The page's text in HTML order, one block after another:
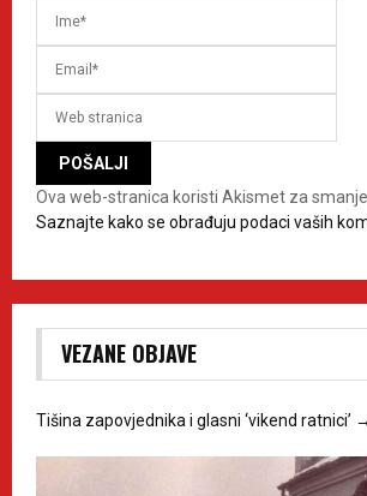
Ova web-stranica koristi Akismet za
Saznajte kako se obrađuju podaci vaših
VEZANE OBJAVE
Tišina zapovjednika i glasni ‘vikend ratnici’ →